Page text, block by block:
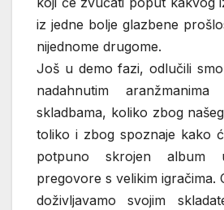
iz jedne bolje glazbene
nijednome drugome.
Još u demo fazi, odlučili
nadahnutim
skladbama, koliko zbog
toliko i zbog spoznaje kako
potpuno skrojen album
pregovore s velikim igračima.
doživljavamo svojim